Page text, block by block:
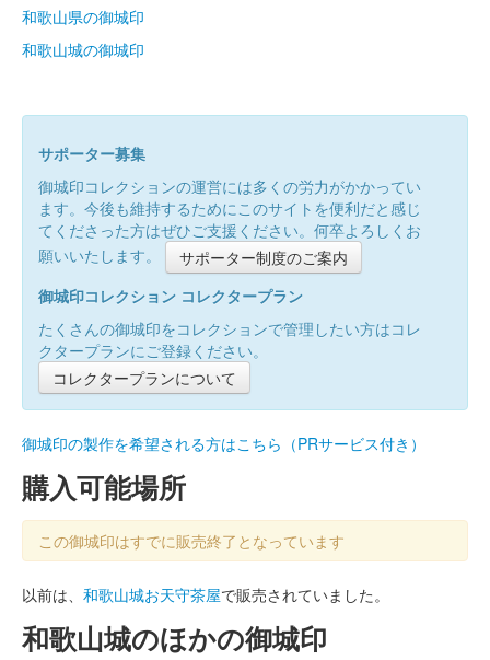
和歌山県の御城印
和歌山城の御城印
サポーター募集
御城印コレクションの運営には多くの労力がかかってい
ます。今後も維持するためにこのサイトを便利だと感じ
てくださった方はぜひご支援ください。何卒よろしくお
願いいたします。
サポーター制度のご案内
御城印コレクション コレクタープラン
たくさんの御城印をコレクションで管理したい方はコレ
クタープランにご登録ください。
コレクタープランについて
御城印の製作を希望される方はこちら（PRサービス付き）
購入可能場所
この御城印はすでに販売終了となっています
以前は、 和歌山城お天守茶屋で販売されていました。
和歌山城のほかの御城印